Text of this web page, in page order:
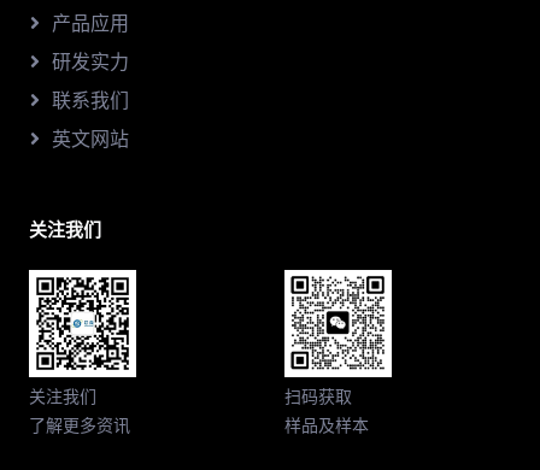
产品应用
研发实力
联系我们
英文网站
关注我们
关注我们
了解更多资讯
扫码获取
样品及样本